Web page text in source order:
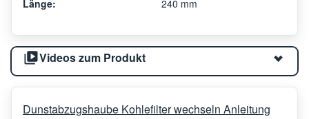
Länge: 240 mm
Videos zum Produkt
Dunstabzugshaube Kohlefilter wechseln Anleitung